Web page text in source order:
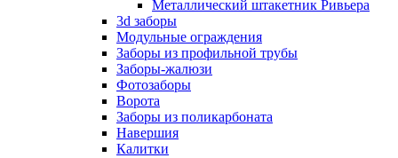
Металлический штакетник Ривьера
3d заборы
Модульные ограждения
Заборы из профильной трубы
Заборы-жалюзи
Фотозаборы
Ворота
Заборы из поликарбоната
Навершия
Калитки